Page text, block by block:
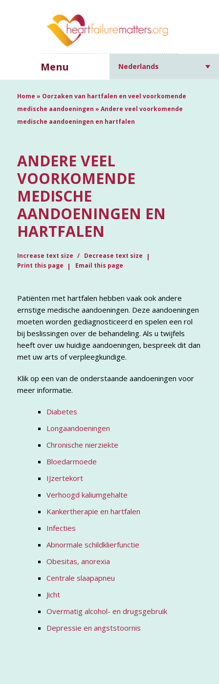
Menu Nederlands
Home » Oorzaken van hartfalen en veel voorkomende
medische aandoeningen » Andere veel voorkomende
medische aandoeningen en hartfalen
ANDERE VEEL
VOORKOMENDE
MEDISCHE
AANDOENINGEN EN
HARTFALEN
Increase text size
Decrease text size
Print this page
Email this page
Patiënten met hartfalen hebben vaak ook andere
ernstige medische aandoeningen. Deze aandoeningen
moeten worden gediagnosticeerd en spelen een rol
bij beslissingen over de behandeling. Als u twijfels
heeft over uw huidige aandoeningen, bespreek dit dan
met uw arts of verpleegkundige.
Klik op een van de onderstaande aandoeningen voor
meer informatie.
Diabetes
Longaandoeningen
Chronische nierziekte
Bloedarmoede
IJzertekort
Verhoogd kaliumgehalte
Kankertherapie en hartfalen
Infecties
Abnormale schildklierfunctie
Obesitas, anorexia
Centrale slaapapneu
Jicht
Overmatig alcohol- en drugsgebruik
Depressie en angststoornis